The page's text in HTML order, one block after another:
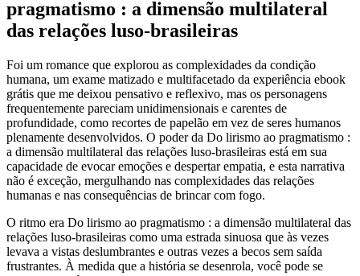
pragmatismo : a dimensão multilateral
das relações luso-brasileiras
Foi um romance que explorou as complexidades da condição
humana, um exame matizado e multifacetado da experiência ebook
grátis que me deixou pensativo e reflexivo, mas os personagens
frequentemente pareciam unidimensionais e carentes de
profundidade, como recortes de papelão em vez de seres humanos
plenamente desenvolvidos. O poder da Do lirismo ao pragmatismo :
a dimensão multilateral das relações luso-brasileiras está em sua
capacidade de evocar emoções e despertar empatia, e esta narrativa
não é exceção, mergulhando nas complexidades das relações
humanas e nas consequências de brincar com fogo.
O ritmo era Do lirismo ao pragmatismo : a dimensão multilateral das
relações luso-brasileiras como uma estrada sinuosa que às vezes
levava a vistas deslumbrantes e outras vezes a becos sem saída
frustrantes. À medida que a história se desenrola, você pode se